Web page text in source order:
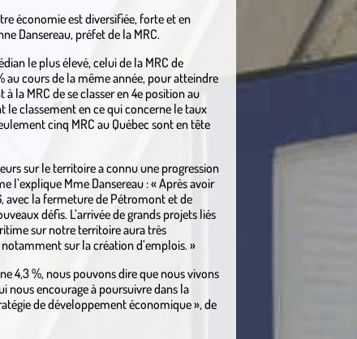
économie est diversifiée, forte et en
Dansereau, préfet de la MRC.
le plus élevé, celui de la MRC de
au cours de la même année, pour atteindre
la MRC de se classer en 4e position au
le classement en ce qui concerne le taux
cinq MRC au Québec sont en tête
sur le territoire a connu une progression
l’explique Mme Dansereau : « Après avoir
avec la fermeture de Pétromont et de
défis. L’arrivée de grands projets liés
sur notre territoire aura très
sur la création d’emplois. »
4,3 %, nous pouvons dire que nous vivons
nous encourage à poursuivre dans la
de développement économique », de